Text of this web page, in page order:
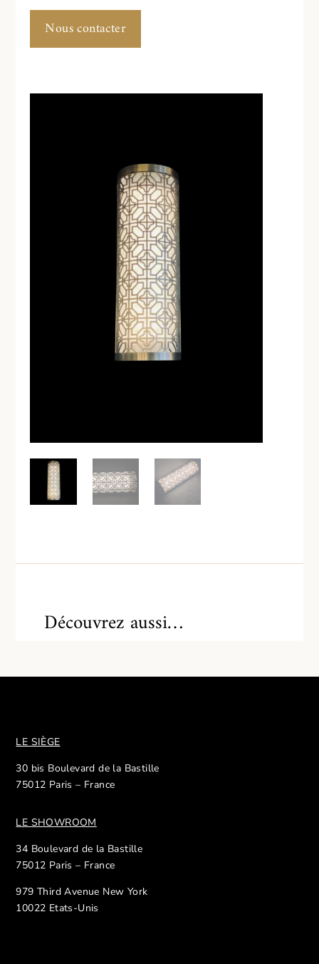
Nous contacter
Découvrez aussi…
LE SIÈGE
30 bis Boulevard de la Bastille
75012 Paris – France
LE SHOWROOM
34 Boulevard de la Bastille
75012 Paris – France
979 Third Avenue New York
10022 Etats-Unis